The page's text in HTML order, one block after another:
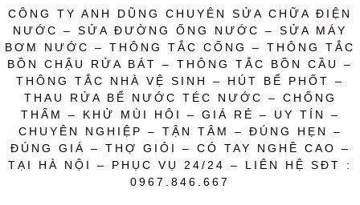
CÔNG TY ANH DŨNG CHUYÊN SỬA CHỮA ĐIỆN
NƯỚC – SỬA ĐƯỜNG ỐNG NƯỚC – SỬA MÁY
BƠM NƯỚC – THÔNG TẮC CỐNG – THÔNG TẮC
BỒN CHẬU RỬA BÁT – THÔNG TẮC BỒN CẦU –
THÔNG TẮC NHÀ VỆ SINH – HÚT BỂ PHỐT –
THAU RỬA BỂ NƯỚC TÉC NƯỚC – CHỐNG
THẤM – KHỬ MÙI HÔI – GIÁ RẺ – UY TÍN –
CHUYÊN NGHIỆP – TẬN TÂM – ĐÚNG HẸN –
ĐÚNG GIÁ – THỢ GIỎI – CÓ TAY NGHỀ CAO –
TẠI HÀ NỘI – PHỤC VỤ 24/24 – LIÊN HỆ SĐT :
0967.846.667